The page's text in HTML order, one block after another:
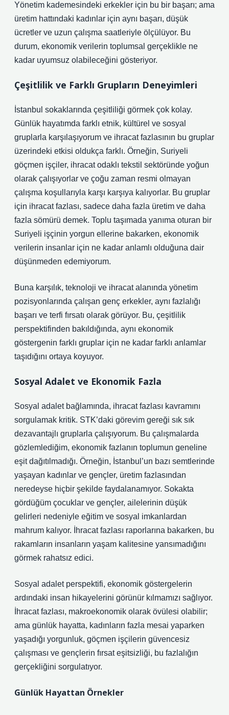
Yönetim kademesindeki erkekler için bu bir başarı; ama
üretim hattındaki kadınlar için aynı başarı, düşük
ücretler ve uzun çalışma saatleriyle ölçülüyor. Bu
durum, ekonomik verilerin toplumsal gerçeklikle ne
kadar uyumsuz olabileceğini gösteriyor.
Çeşitlilik ve Farklı Grupların Deneyimleri
İstanbul sokaklarında çeşitliliği görmek çok kolay.
Günlük hayatımda farklı etnik, kültürel ve sosyal
gruplarla karşılaşıyorum ve ihracat fazlasının bu gruplar
üzerindeki etkisi oldukça farklı. Örneğin, Suriyeli
göçmen işçiler, ihracat odaklı tekstil sektöründe yoğun
olarak çalışıyorlar ve çoğu zaman resmi olmayan
çalışma koşullarıyla karşı karşıya kalıyorlar. Bu gruplar
için ihracat fazlası, sadece daha fazla üretim ve daha
fazla sömürü demek. Toplu taşımada yanıma oturan bir
Suriyeli işçinin yorgun ellerine bakarken, ekonomik
verilerin insanlar için ne kadar anlamlı olduğuna dair
düşünmeden edemiyorum.
Buna karşılık, teknoloji ve ihracat alanında yönetim
pozisyonlarında çalışan genç erkekler, aynı fazlalığı
başarı ve terfi fırsatı olarak görüyor. Bu, çeşitlilik
perspektifinden bakıldığında, aynı ekonomik
göstergenin farklı gruplar için ne kadar farklı anlamlar
taşıdığını ortaya koyuyor.
Sosyal Adalet ve Ekonomik Fazla
Sosyal adalet bağlamında, ihracat fazlası kavramını
sorgulamak kritik. STK’daki görevim gereği sık sık
dezavantajlı gruplarla çalışıyorum. Bu çalışmalarda
gözlemlediğim, ekonomik fazlanın toplumun geneline
eşit dağıtılmadığı. Örneğin, İstanbul’un bazı semtlerinde
yaşayan kadınlar ve gençler, üretim fazlasından
neredeyse hiçbir şekilde faydalanamıyor. Sokakta
gördüğüm çocuklar ve gençler, ailelerinin düşük
gelirleri nedeniyle eğitim ve sosyal imkanlardan
mahrum kalıyor. İhracat fazlası raporlarına bakarken, bu
rakamların insanların yaşam kalitesine yansımadığını
görmek rahatsız edici.
Sosyal adalet perspektifi, ekonomik göstergelerin
ardındaki insan hikayelerini görünür kılmamızı sağlıyor.
İhracat fazlası, makroekonomik olarak övülesi olabilir;
ama günlük hayatta, kadınların fazla mesai yaparken
yaşadığı yorgunluk, göçmen işçilerin güvencesiz
çalışması ve gençlerin fırsat eşitsizliği, bu fazlalığın
gerçekliğini sorgulatıyor.
Günlük Hayattan Örnekler